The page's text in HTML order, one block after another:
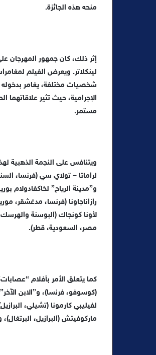
منحه هذه الجائزة.
إثر ذلك، كان جمهور المهرجان
لينكلاتر. ويعرض الفيلم
شخصيات مختلفة، يغامر بدخوله
الإجرامية، حيث تثير
مستمر.
لراماتا – تولاي سي (فرنسا،
و”مدينة الرياح” لخاكفادولام
رازاناجاونا (فرنسا، مدغشقر،
لأونا كونجاك (البوسنة
مصر، السعودية، قطر).
كما يتعلق الأمر بأفلام
(كوسوفو، فرنسا)، و”الابن
لفيليبي كارمونا (تشيلي،
ماركوفيتش (البرازيل،